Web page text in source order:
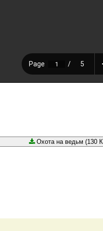
Охота на ведьм (130